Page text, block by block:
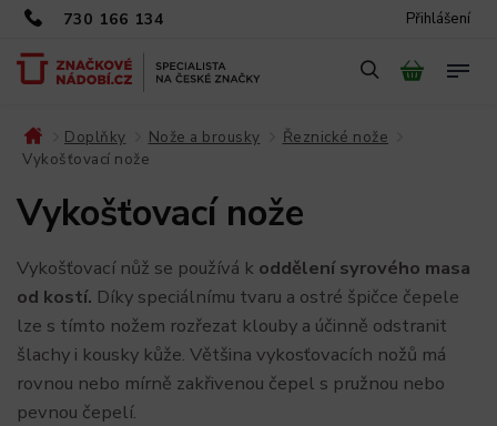
730 166 134 Přihlášení
Doplňky Nože a brousky Řeznické nože
Vykošťovací nože
Vykošťovací nože
Vykošťovací nůž se používá k oddělení syrového masa
od kostí. Díky speciálnímu tvaru a ostré špičce čepele
lze s tímto nožem rozřezat klouby a účinně odstranit
šlachy i kousky kůže. Většina vykosťovacích nožů má
rovnou nebo mírně zakřivenou čepel s pružnou nebo
pevnou čepelí.